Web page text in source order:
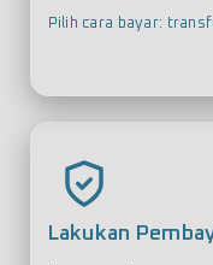
Pilih cara bayar:
Lakukan